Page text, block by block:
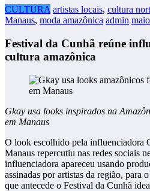
CULTURA artistas locais, cultura
Manaus, moda amazônica admin
Festival da Cunhã reúne
cultura amazônica
Gkay usa looks inspirados na
em Manaus
O look escolhido pela influenciadora
Manaus repercutiu nas redes sociais
influenciadora apareceu usando
assinadas por artistas da região, para
que antecede o Festival da Cunhã